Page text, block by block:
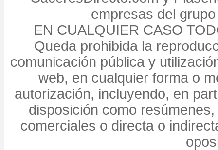
empresas del
EN CUALQUIER CASO
Queda prohibida la
comunicación pública y
web, en cualquier forma o
autorización, incluyendo, en
disposición como
comerciales o directa o